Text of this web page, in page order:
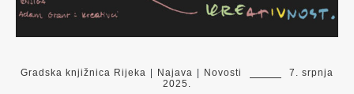
Gradska knjižnica Rijeka Najava Novosti
7. srpnja
2025.